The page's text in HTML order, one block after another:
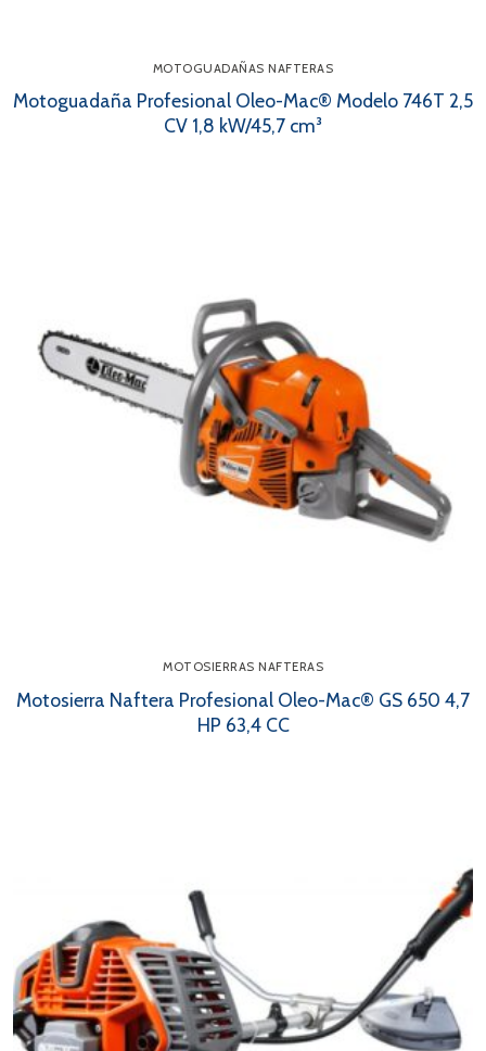
MOTOGUADAÑAS NAFTERAS
Motoguadaña Profesional Oleo-Mac® Modelo 746T 2,5
CV 1,8 kW/45,7 cm³
MOTOSIERRAS NAFTERAS
Motosierra Naftera Profesional Oleo-Mac® GS 650 4,7
HP 63,4 CC